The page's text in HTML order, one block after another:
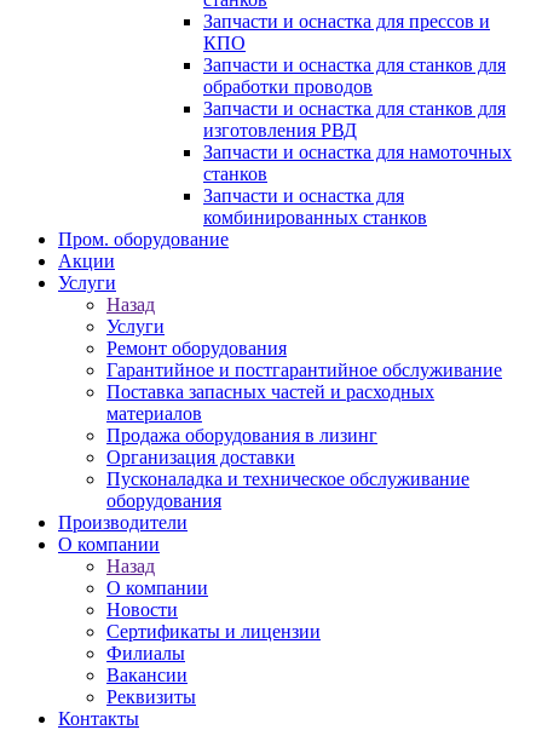
Запчасти и оснастка для прессов и
КПО
Запчасти и оснастка для станков для
обработки проводов
Запчасти и оснастка для станков для
изготовления РВД
Запчасти и оснастка для намоточных
станков
Запчасти и оснастка для
комбинированных станков
Пром. оборудование
Акции
Услуги
Назад
Услуги
Ремонт оборудования
Гарантийное и постгарантийное обслуживание
Поставка запасных частей и расходных
материалов
Продажа оборудования в лизинг
Организация доставки
Пусконаладка и техническое обслуживание
оборудования
Производители
О компании
Назад
О компании
Новости
Сертификаты и лицензии
Филиалы
Вакансии
Реквизиты
Контакты